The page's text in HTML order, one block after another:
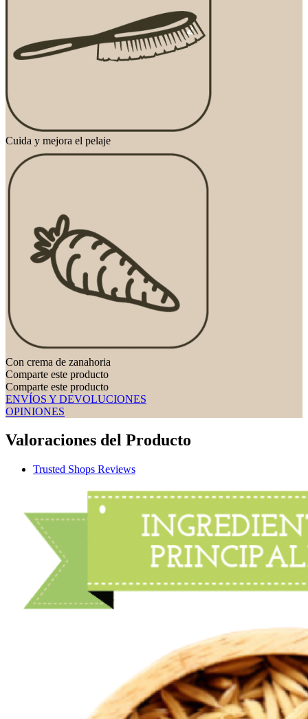
Cuida y mejora el pelaje
Con crema de zanahoria
Comparte este producto
Comparte este producto
ENVÍOS Y DEVOLUCIONES
OPINIONES
Valoraciones del Producto
Trusted Shops Reviews